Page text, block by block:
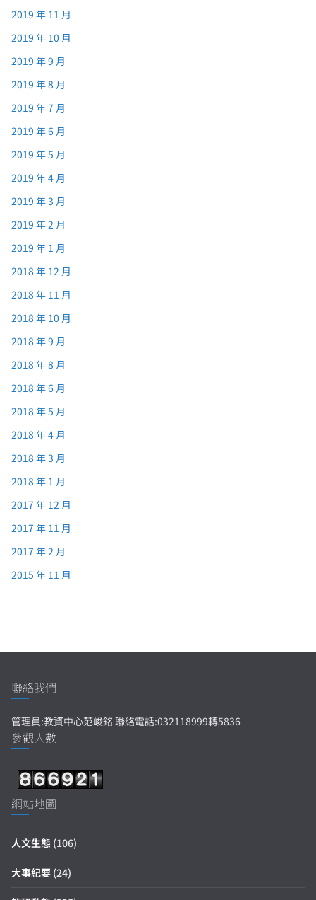
2019 年 11 月
2019 年 10 月
2019 年 9 月
2019 年 8 月
2019 年 7 月
2019 年 6 月
2019 年 5 月
2019 年 4 月
2019 年 3 月
2019 年 2 月
2019 年 1 月
2018 年 12 月
2018 年 11 月
2018 年 10 月
2018 年 9 月
2018 年 8 月
2018 年 6 月
2018 年 5 月
2018 年 4 月
2018 年 3 月
2018 年 1 月
2017 年 12 月
2017 年 11 月
2017 年 2 月
2015 年 11 月
聯絡我們
管理員:教資中心范峻銘 聯絡電話:032118999轉5836
參觀人數
網站地圖
人文生態 (106)
大事紀要 (24)